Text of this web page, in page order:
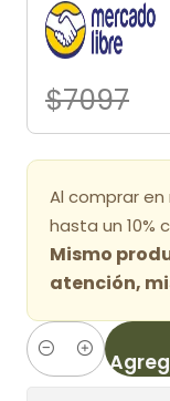
$7097
Al comprar
hasta un 10%
Mismo
atención,
Cantidad